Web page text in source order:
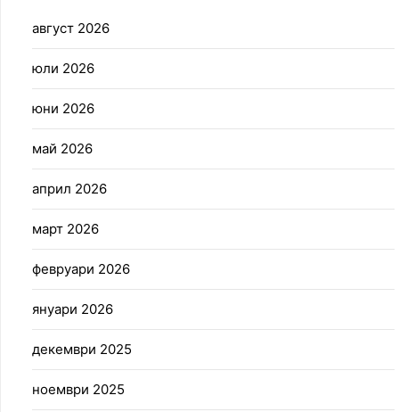
август 2026
юли 2026
юни 2026
май 2026
април 2026
март 2026
февруари 2026
януари 2026
декември 2025
ноември 2025